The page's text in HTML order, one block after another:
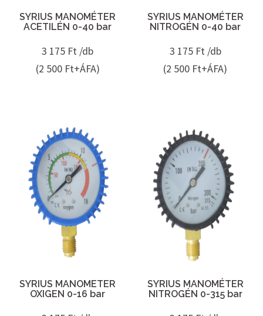
SYRIUS MANOMÉTER
ACETILÉN 0-40 bar
3 175 Ft /db
(2 500 Ft+ÁFA)
SYRIUS MANOMÉTER
NITROGÉN 0-40 bar
3 175 Ft /db
(2 500 Ft+ÁFA)
SYRIUS MANOMETER
OXIGEN 0-16 bar
SYRIUS MANOMÉTER
NITROGÉN 0-315 bar